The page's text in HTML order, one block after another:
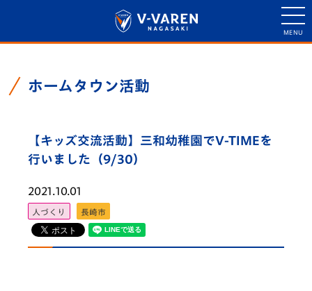
ホームタウン活動
【キッズ交流活動】三和幼稚園でV-TIMEを
行いました（9/30）
2021.10.01
人づくり 長崎市